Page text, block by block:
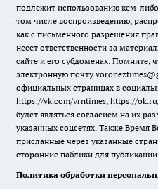
подлежит использованию кем-
том числе воспроизведению,
как с письменного разрешения
несет ответственности за
сайте и его субдоменах. Помните,
электронную почту
официальных страницах в
https://vk.com/vrntimes, https://
будет являться согласием на их
указанных соцсетях. Также Время
присланные через указанные
сторонние паблики для
Политика обработки